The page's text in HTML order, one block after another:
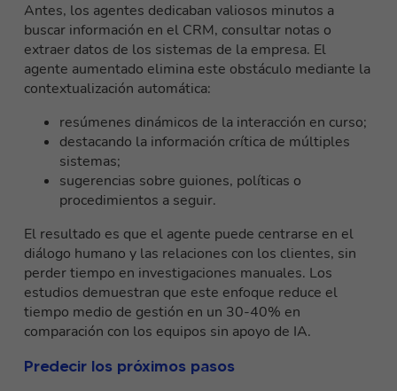
Antes, los agentes dedicaban valiosos minutos a
buscar información en el CRM, consultar notas o
extraer datos de los sistemas de la empresa. El
agente aumentado elimina este obstáculo mediante la
contextualización automática:
resúmenes dinámicos de la interacción en curso;
destacando la información crítica de múltiples
sistemas;
sugerencias sobre guiones, políticas o
procedimientos a seguir.
El resultado es que el agente puede centrarse en el
diálogo humano y las relaciones con los clientes, sin
perder tiempo en investigaciones manuales. Los
estudios demuestran que este enfoque reduce el
tiempo medio de gestión en un 30-40% en
comparación con los equipos sin apoyo de IA.
Predecir los próximos pasos